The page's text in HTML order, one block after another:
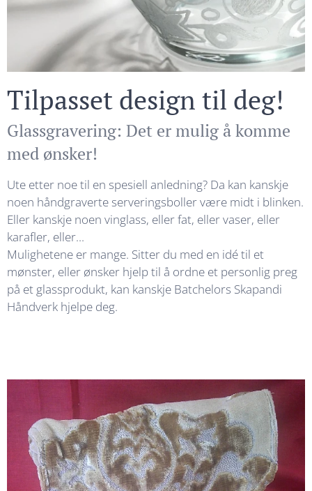
Tilpasset design til deg!
Glassgravering: Det er mulig å komme
med ønsker!
Ute etter noe til en spesiell anledning? Da kan kanskje
noen håndgraverte serveringsboller være midt i blinken.
Eller kanskje noen vinglass, eller fat, eller vaser, eller
karafler, eller...
Mulighetene er mange. Sitter du med en idé til et
mønster, eller ønsker hjelp til å ordne et personlig preg
på et glassprodukt, kan kanskje Batchelors Skapandi
Håndverk hjelpe deg.